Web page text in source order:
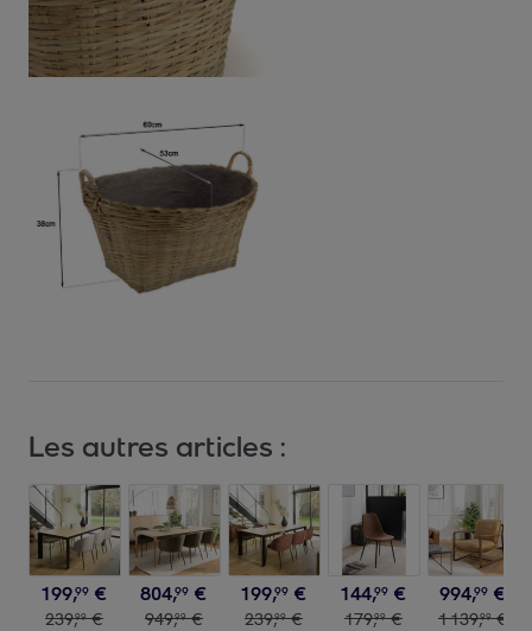
Les autres articles :
199,99 €
239,99 €
804,99 €
949,99 €
199,99 €
239,99 €
144,99 €
179,99 €
994,99 €
1139,99 €